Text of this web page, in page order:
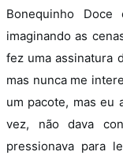
Bonequinho
imaginando as
fez uma assinatura
mas nunca me
um pacote, mas eu
vez, não dava
pressionava para